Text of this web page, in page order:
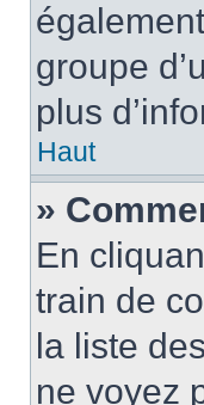
groupe
plus
Haut
»
En
train de
la liste
ne voyez